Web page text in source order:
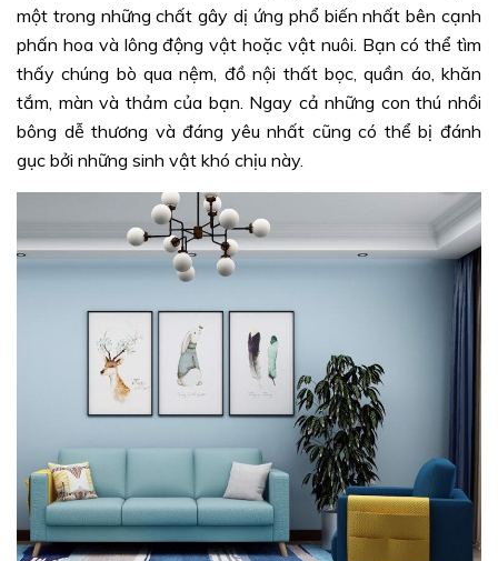
một trong những chất gây dị ứng phổ biến nhất bên cạnh
phấn hoa và lông động vật hoặc vật nuôi. Bạn có thể tìm
thấy chúng bò qua nệm, đồ nội thất bọc, quần áo, khăn
tắm, màn và thảm của bạn. Ngay cả những con thú nhồi
bông dễ thương và đáng yêu nhất cũng có thể bị đánh
gục bởi những sinh vật khó chịu này.